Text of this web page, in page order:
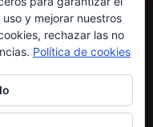
y mejorar nuestros
rechazar las no
Política de cookies